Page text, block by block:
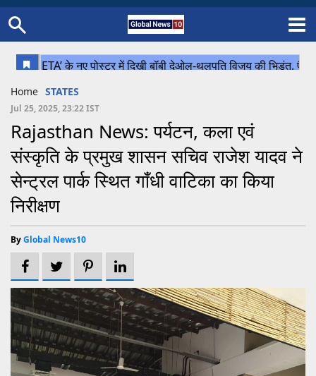
Uttar Pradesh
Chhattisgarh
Bihar
Uttrakhand
Cricket
Football
Home STATES
Jul 25, 2025, 23:22 IST
Rajasthan News: पर्यटन, कला एवं
संस्कृति के प्रमुख शासन सचिव राजेश यादव ने
सेन्ट्रल पार्क स्थित गाँधी वाटिका का किया
निरीक्षण
ByGlobal News10